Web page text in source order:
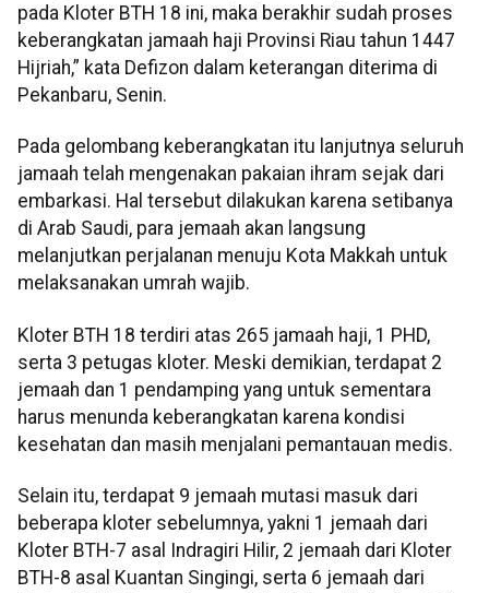
pada Kloter BTH 18 ini, maka berakhir sudah proses
keberangkatan jamaah haji Provinsi Riau tahun 1447
Hijriah,” kata Defizon dalam keterangan diterima di
Pekanbaru, Senin.
Pada gelombang keberangkatan itu lanjutnya seluruh
jamaah telah mengenakan pakaian ihram sejak dari
embarkasi. Hal tersebut dilakukan karena setibanya
di Arab Saudi, para jemaah akan langsung
melanjutkan perjalanan menuju Kota Makkah untuk
melaksanakan umrah wajib.
Kloter BTH 18 terdiri atas 265 jamaah haji, 1 PHD,
serta 3 petugas kloter. Meski demikian, terdapat 2
jemaah dan 1 pendamping yang untuk sementara
harus menunda keberangkatan karena kondisi
kesehatan dan masih menjalani pemantauan medis.
Selain itu, terdapat 9 jemaah mutasi masuk dari
beberapa kloter sebelumnya, yakni 1 jemaah dari
Kloter BTH-7 asal Indragiri Hilir, 2 jemaah dari Kloter
BTH-8 asal Kuantan Singingi, serta 6 jemaah dari